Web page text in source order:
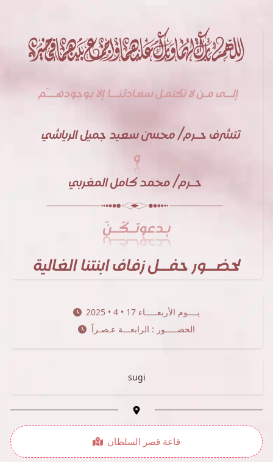
2025 • 4 • 17 يــــوم الأربعـــــاء
الحضـــــور : الرابعـــة عـصـراً
sugi
قاعة قصر السلطان